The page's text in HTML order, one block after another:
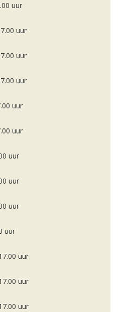
uur
uur
uur
uur
uur
uur
uur
uur
uur
uur
uur
uur
uur